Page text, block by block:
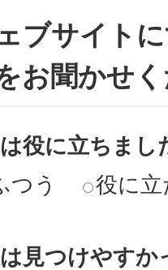
ブサイト
お聞かせ
役に立ちまし
つう 役に
見つけやすか